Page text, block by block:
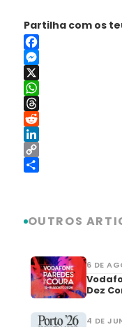
Partilha com os
Facebook
Messenger
X
WhatsApp
Threads
Reddit
LinkedIn
Copy
OUTROS
6 DE
Dez
4 DE